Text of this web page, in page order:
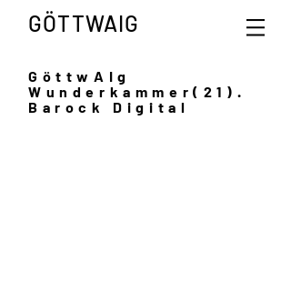
GÖTTWAIG
GöttwAIg
Wunderkammer(21).
Barock Digital